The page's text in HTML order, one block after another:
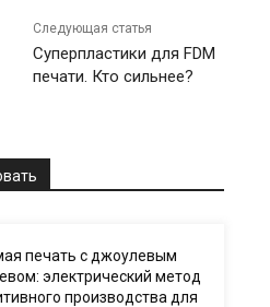
Следующая статья
Суперпластики для FDM
печати. Кто сильнее?
печать с джоулевым
электрический метод
производства для